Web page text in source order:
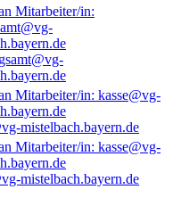
mistelbach.bayern.de
mistelbach.bayern.de